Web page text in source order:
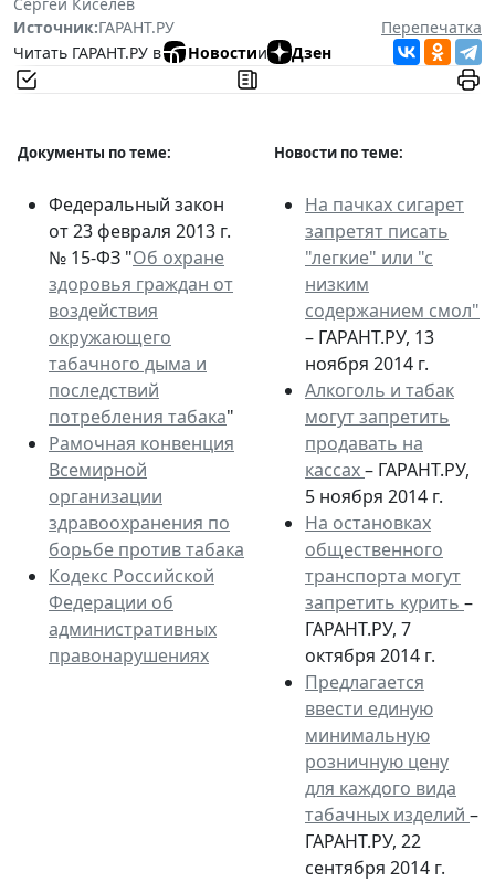
Источник:ГАРАНТ.РУ
Перепечатка
Читать ГАРАНТ.РУ в
Новостии Дзен
Документы по теме: Новости по теме:
Федеральный закон
от 23 февраля 2013 г.
№ 15-ФЗ "Об охране
здоровья граждан от
воздействия
окружающего
табачного дыма и
последствий
потребления табака"
Рамочная конвенция
Всемирной
организации
здравоохранения по
борьбе против табака
Кодекс Российской
Федерации об
административных
правонарушениях
На пачках сигарет
запретят писать
"легкие" или "с
низким
содержанием смол"
– ГАРАНТ.РУ, 13
ноября 2014 г.
Алкоголь и табак
могут запретить
продавать на
кассах– ГАРАНТ.РУ,
5 ноября 2014 г.
На остановках
общественного
транспорта могут
запретить курить –
ГАРАНТ.РУ, 7
октября 2014 г.
Предлагается
ввести единую
минимальную
розничную цену
для каждого вида
табачных изделий –
ГАРАНТ.РУ, 22
сентября 2014 г.